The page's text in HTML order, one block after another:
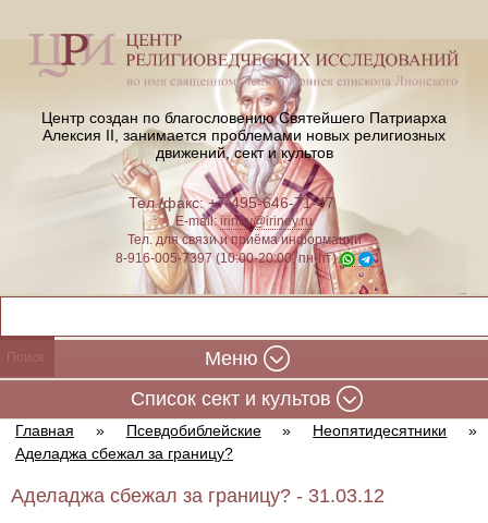
Центр создан по благословению Святейшего Патриарха
Алексия II, занимается проблемами новых религиозных
движений, сект и культов
Тел./факс: +7-495-646-71-47
E-mail:iriney@iriney.ru
Тел. для связи и приёма информации
8-916-005-7397 (10:00-20:00, пн-пт)
Меню
Cписок сект и культов
Главная » Псевдобиблейские » Неопятидесятники
»
Аделаджа сбежал за границу?
Аделаджа сбежал за границу? - 31.03.12